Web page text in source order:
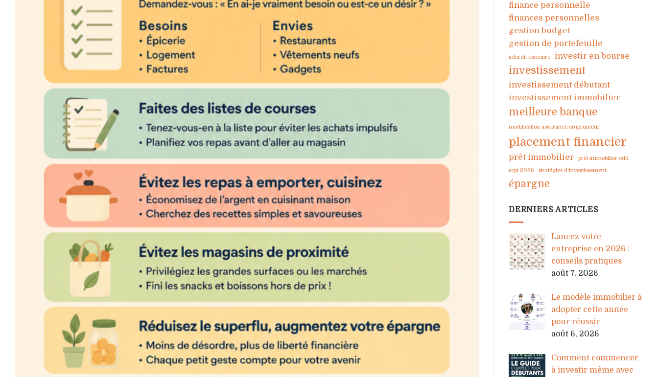
finance personnelle
finances personnelles
gestion budget
gestion de portefeuille
interdit bancaire investir en bourse
investissement
investissement débutant
investissement immobilier
meilleure banque
modification assurance emprunteur
placement financier
prêt immobilier
prêt immobilier cdd
scpi 2026
stratégies d'investissement
épargne
DERNIERS ARTICLES
Lancez votre
entreprise en 2026 :
conseils pratiques
août 7, 2026
Le modèle immobilier à
adopter cette année
pour réussir
août 6, 2026
Comment commencer
à investir même avec